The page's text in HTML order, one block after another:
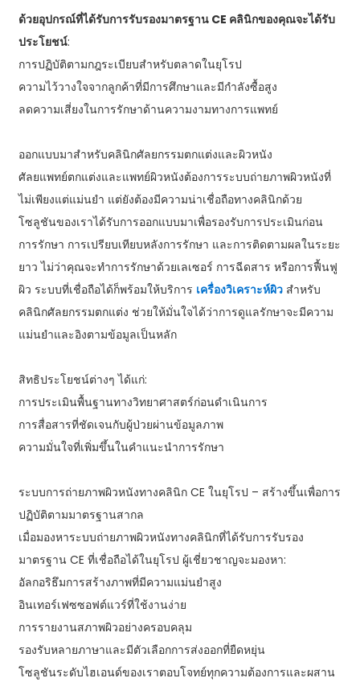
ด้วยอุปกรณ์ที่ได้รับการรับรองมาตรฐาน CE คลินิกของคุณจะได้รับ
ประโยชน์:
การปฏิบัติตามกฎระเบียบสำหรับตลาดในยุโรป
ความไว้วางใจจากลูกค้าที่มีการศึกษาและมีกำลังซื้อสูง
ลดความเสี่ยงในการรักษาด้านความงามทางการแพทย์
ออกแบบมาสำหรับคลินิกศัลยกรรมตกแต่งและผิวหนัง
ศัลยแพทย์ตกแต่งและแพทย์ผิวหนังต้องการระบบถ่ายภาพผิวหนังที่
ไม่เพียงแต่แม่นยำ แต่ยังต้องมีความน่าเชื่อถือทางคลินิกด้วย
โซลูชันของเราได้รับการออกแบบมาเพื่อรองรับการประเมินก่อน
การรักษา การเปรียบเทียบหลังการรักษา และการติดตามผลในระยะ
ยาว ไม่ว่าคุณจะทำการรักษาด้วยเลเซอร์ การฉีดสาร หรือการฟื้นฟู
ผิว ระบบที่เชื่อถือได้ก็พร้อมให้บริการ เครื่องวิเคราะห์ผิวสำหรับ
คลินิกศัลยกรรมตกแต่ง ช่วยให้มั่นใจได้ว่าการดูแลรักษาจะมีความ
แม่นยำและอิงตามข้อมูลเป็นหลัก
สิทธิประโยชน์ต่างๆ ได้แก่:
การประเมินพื้นฐานทางวิทยาศาสตร์ก่อนดำเนินการ
การสื่อสารที่ชัดเจนกับผู้ป่วยผ่านข้อมูลภาพ
ความมั่นใจที่เพิ่มขึ้นในคำแนะนำการรักษา
ระบบการถ่ายภาพผิวหนังทางคลินิก CE ในยุโรป – สร้างขึ้นเพื่อการ
ปฏิบัติตามมาตรฐานสากล
เมื่อมองหาระบบถ่ายภาพผิวหนังทางคลินิกที่ได้รับการรับรอง
มาตรฐาน CE ที่เชื่อถือได้ในยุโรป ผู้เชี่ยวชาญจะมองหา:
อัลกอริธึมการสร้างภาพที่มีความแม่นยำสูง
อินเทอร์เฟซซอฟต์แวร์ที่ใช้งานง่าย
การรายงานสภาพผิวอย่างครอบคลุม
รองรับหลายภาษาและมีตัวเลือกการส่งออกที่ยืดหยุ่น
โซลูชันระดับไฮเอนด์ของเราตอบโจทย์ทุกความต้องการและผสาน